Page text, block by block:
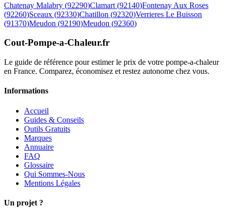
Chatenay Malabry (92290)Clamart (92140)Fontenay Aux Roses
(92260)Sceaux (92330)Chatillon (92320)Verrieres Le Buisson
(91370)Meudon (92190)Meudon (92360)
Cout-Pompe-a-Chaleur.fr
Le guide de référence pour estimer le prix de votre pompe-a-chaleur
en France. Comparez, économisez et restez autonome chez vous.
Informations
Accueil
Guides & Conseils
Outils Gratuits
Marques
Annuaire
FAQ
Glossaire
Qui Sommes-Nous
Mentions Légales
Un projet ?